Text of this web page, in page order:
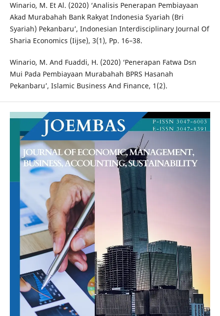
Winario, M. Et Al. (2020) ‘Analisis Penerapan Pembiayaan
Akad Murabahah Bank Rakyat Indonesia Syariah (Bri
Syariah) Pekanbaru’, Indonesian Interdisciplinary Journal Of
Sharia Economics (Iijse), 3(1), Pp. 16–38.
Winario, M. And Fuaddi, H. (2020) ‘Penerapan Fatwa Dsn
Mui Pada Pembiayaan Murabahah BPRS Hasanah
Pekanbaru’, Islamic Business And Finance, 1(2).